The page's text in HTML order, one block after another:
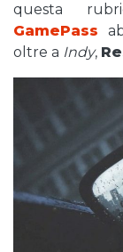
questa
GamePass
oltre a Indy,